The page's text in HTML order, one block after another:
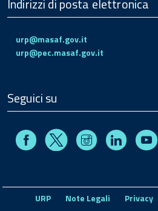
Indirizzi di posta elettronica
urp@masaf.gov.it
urp@pec.masaf.gov.it
Seguici su
FacebookX InstagramLinkedin
URP Note Legali Privacy